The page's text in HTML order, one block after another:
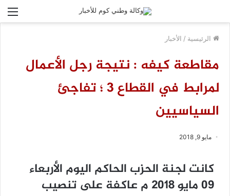
الرئيسية / الأخبار
مقاطعة كيفه : نتيجة رجل الأعمال
لمرابط في القطاع 3 ؛ تفاجئ
السياسيين
مايو 9, 2018
كانت لجنة الحزب الحاكم اليوم الأربعاء
09 مايو 2018 م عاكفة على تنصيب